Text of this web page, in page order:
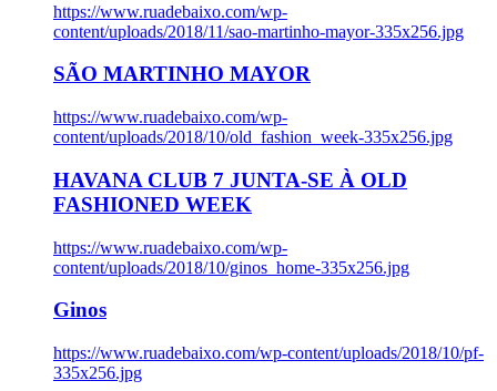
https://www.ruadebaixo.com/wp-
content/uploads/2018/11/sao-martinho-mayor-335x256.jpg
SÃO MARTINHO MAYOR
https://www.ruadebaixo.com/wp-
content/uploads/2018/10/old_fashion_week-335x256.jpg
HAVANA CLUB 7 JUNTA-SE À OLD
FASHIONED WEEK
https://www.ruadebaixo.com/wp-
content/uploads/2018/10/ginos_home-335x256.jpg
Ginos
https://www.ruadebaixo.com/wp-content/uploads/2018/10/pf-
335x256.jpg